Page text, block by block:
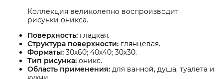
Коллекция великолепно воспроизводит
рисунки оникса.
Поверхность: гладкая.
Структура поверхности: глянцевая.
Форматы: 30х60; 40х40; 30х30.
Тип рисунка: оникс.
Область применения: для ванной, душа, туалета и